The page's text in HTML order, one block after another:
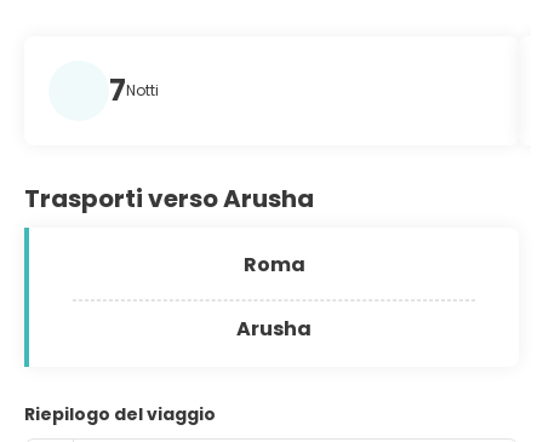
7Notti
Trasporti verso Arusha
Roma
Arusha
Riepilogo del viaggio